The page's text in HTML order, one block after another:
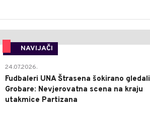
NAVIJAČI
24.07.2026.
Fudbaleri UNA Štrasena šokirano gledali
Grobare: Nevjerovatna scena na kraju
utakmice Partizana